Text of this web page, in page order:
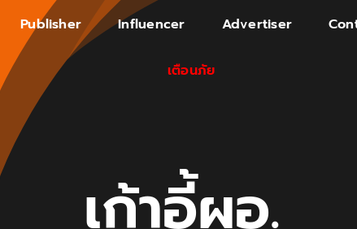
Publisher Influencer Advertiser
เตือนภัย
เก้าอี้ผอ.